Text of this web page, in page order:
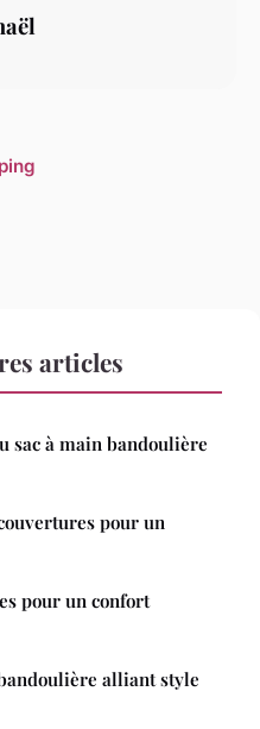
articles
sac à main bandoulière
pour un
pour un confort
alliant style